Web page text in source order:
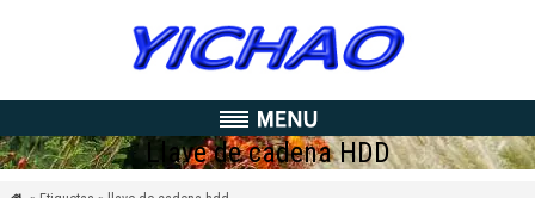
Llave de cadena HDD